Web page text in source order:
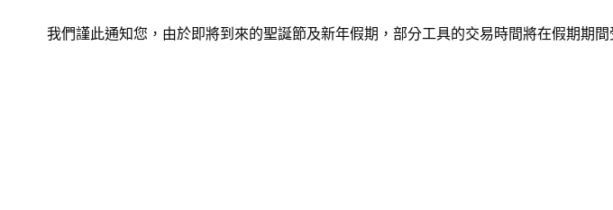
我們謹此通知您，由於即將到來的聖誕節及新年假期，部分工具的交易時間將在假期期